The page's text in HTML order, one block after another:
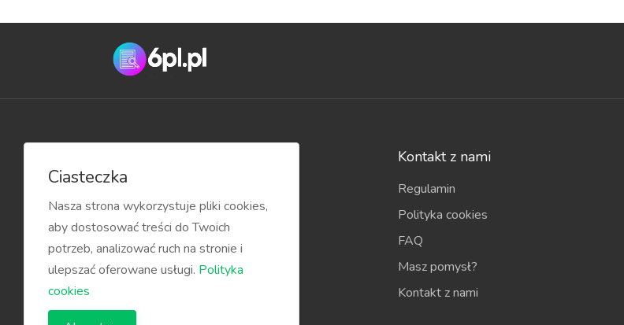
Kontakt z nami
Regulamin
Polityka cookies
FAQ
Masz pomysł?
Kontakt z nami
Ciasteczka
Nasza strona wykorzystuje pliki cookies,
aby dostosować treści do Twoich
potrzeb, analizować ruch na stronie i
ulepszać oferowane usługi. Polityka
cookies